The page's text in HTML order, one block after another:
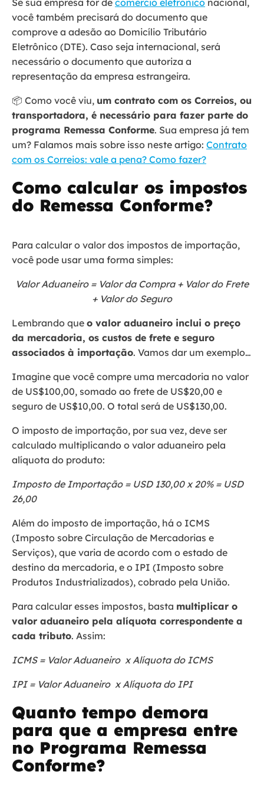
você também precisará do documento que
comprove a adesão ao Domicílio Tributário
Eletrônico (DTE). Caso seja internacional, será
necessário o documento que autoriza a
representação da empresa estrangeira.
📦 Como você viu, um contrato com os Correios, ou
transportadora, é necessário para fazer parte do
programa Remessa Conforme. Sua empresa já tem
um? Falamos mais sobre isso neste artigo: Contrato
com os Correios: vale a pena? Como fazer?
Como calcular os impostos
do Remessa Conforme?
Para calcular o valor dos impostos de importação,
você pode usar uma forma simples:
Valor Aduaneiro = Valor da Compra + Valor do Frete
+ Valor do Seguro
Lembrando que o valor aduaneiro inclui o preço
da mercadoria, os custos de frete e seguro
associados à importação. Vamos dar um exemplo…
Imagine que você compre uma mercadoria no valor
de US$100,00, somado ao frete de US$20,00 e
seguro de US$10,00. O total será de US$130,00.
O imposto de importação, por sua vez, deve ser
calculado multiplicando o valor aduaneiro pela
alíquota do produto:
Imposto de Importação = USD 130,00 x 20% = USD
26,00
Além do imposto de importação, há o ICMS
(Imposto sobre Circulação de Mercadorias e
Serviços), que varia de acordo com o estado de
destino da mercadoria, e o IPI (Imposto sobre
Produtos Industrializados), cobrado pela União.
Para calcular esses impostos, basta multiplicar o
valor aduaneiro pela alíquota correspondente a
cada tributo. Assim:
ICMS = Valor Aduaneiro x Alíquota do ICMS
IPI = Valor Aduaneiro x Alíquota do IPI
Quanto tempo demora
para que a empresa entre
no Programa Remessa
Conforme?